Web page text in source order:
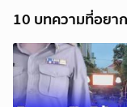
10 บทความที่อยา